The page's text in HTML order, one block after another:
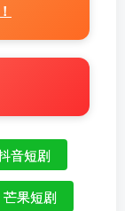
音短剧
芒果短剧